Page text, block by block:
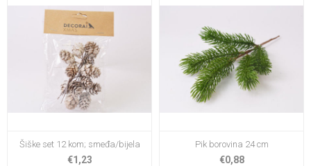
Šiške set 12 kom; smeđa/bijela
€1,23
Pik borovina 24 cm
€0,88